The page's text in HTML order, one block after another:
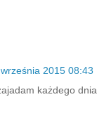
2015 08:43
każdego dnia